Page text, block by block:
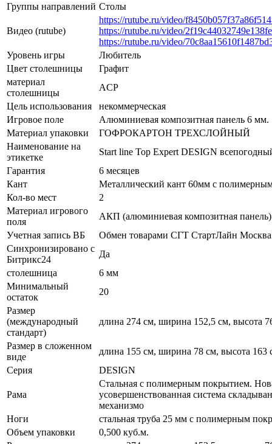
Группы направлений Столы
Видео (rutube)
https://rutube.ru/video/
https://rutube.ru/video/
https://rutube.ru/video/
Уровень игры
Любитель
Цвет столешницы
Графит
материал
столешницы
ACP
Цель использования
некоммерческая
Игровое поле
Алюминиевая композитная панель 6 мм.
Материал упаковки
ГОФРОКАРТОН ТРЕХСЛОЙНЫЙ
Наименование на
этикетке
Start line Top Expert DESIGN
Гарантия
6 месяцев
Кант
Металлический кант 60мм с
Кол-во мест
2
Материал игрового
поля
АКП (алюминиевая композитная панель)
Учетная запись ВБ
Обмен товарами СГТ СтартЛайн Москва
Синхронизировано с
Битрикс24
Да
столешница
6 мм
Минимальный
остаток
20
Размер
(международный
стандарт)
длина 274 см, ширина 152,5 см, высота
Размер в сложенном
виде
длина 155 см, ширина 78 см, высота 163
Серия
DESIGN
Рама
Стальная с полимерным покрытием.
усовершенствованная система
механизмо
Ноги
стальная труба 25 мм с полимерным
Объем упаковки
0,500 куб.м.